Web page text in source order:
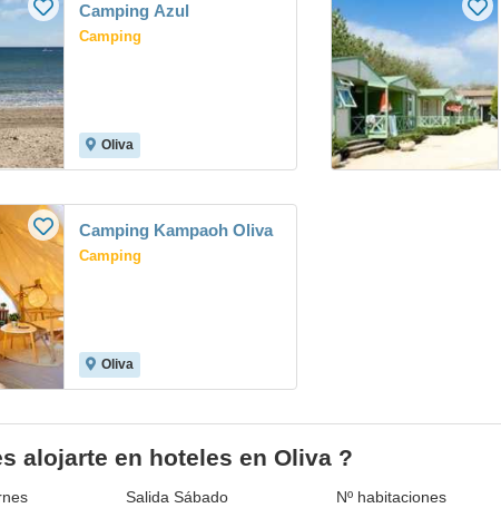
Camping Azul
Camping
Oliva
Camping Kampaoh Oliva
Camping
Oliva
alojarte en hoteles en Oliva ?
Salida Sábado Nº habitaciones